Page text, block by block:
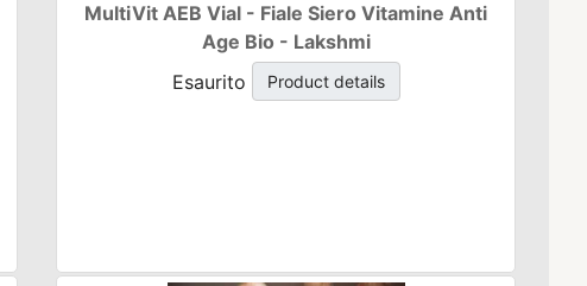
MultiVit AEB Vial - Fiale Siero Vitamine Anti
Age Bio - Lakshmi
Esaurito
Product details